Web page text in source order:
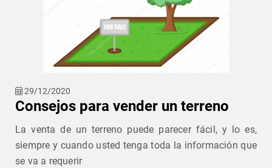
29/12/2020
Consejos para vender un terreno
La venta de un terreno puede parecer fácil, y lo es,
siempre y cuando usted tenga toda la información que
se va a requerir